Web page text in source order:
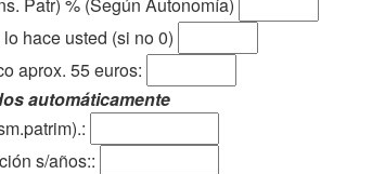
hace usted (si no 0)
aprox. 55 euros:
automáticamente
s/años::